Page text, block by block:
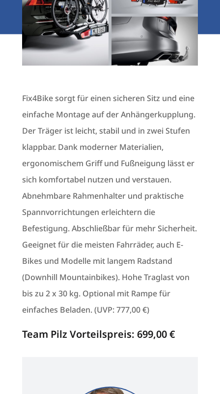
Fix4Bike sorgt für einen sicheren Sitz und eine
einfache Montage auf der Anhängerkupplung.
Der Träger ist leicht, stabil und in zwei Stufen
klappbar. Dank moderner Materialien,
ergonomischem Griff und Fußneigung lässt er
sich komfortabel nutzen und verstauen.
Abnehmbare Rahmenhalter und praktische
Spannvorrichtungen erleichtern die
Befestigung. Abschließbar für mehr Sicherheit.
Geeignet für die meisten Fahrräder, auch E-
Bikes und Modelle mit langem Radstand
(Downhill Mountainbikes). Hohe Traglast von
bis zu 2 x 30 kg. Optional mit Rampe für
einfaches Beladen. (UVP: 777,00 €)
Team Pilz Vorteilspreis: 699,00 €